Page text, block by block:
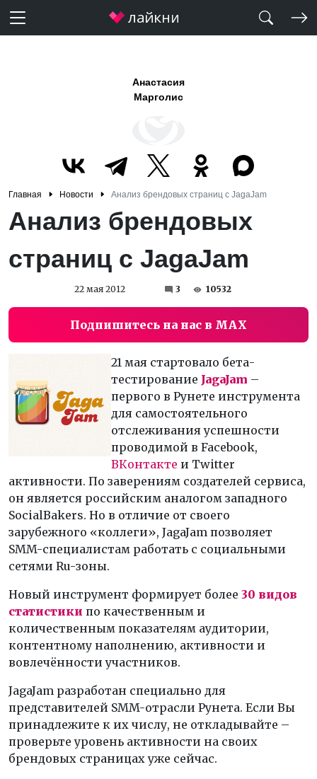
Анастасия
Марголис
Главная Новости Анализ брендовых страниц с JagaJam
Анализ брендовых
страниц с JagaJam
22 мая 2012 3 10532
Подпишитесь на нас в MAX
21 мая стартовало бета-
тестирование JagaJam –
первого в Рунете инструмента
для самостоятельного
отслеживания успешности
проводимой в Facebook,
ВКонтакте и Twitter
активности. По заверениям создателей сервиса,
он является российским аналогом западного
SocialBakers. Но в отличие от своего
зарубежного «коллеги», JagaJam позволяет
SMM-специалистам работать с социальными
сетями Ru-зоны.
Новый инструмент формирует более 30 видов
статистики по качественным и
количественным показателям аудитории,
контентному наполнению, активности и
вовлечённости участников.
JagaJam разработан специально для
представителей SMM-отрасли Рунета. Если Вы
принадлежите к их числу, не откладывайте –
проверьте уровень активности на своих
брендовых страницах уже сейчас.